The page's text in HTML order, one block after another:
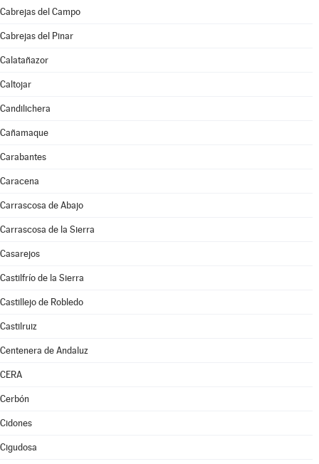
Cabrejas del Campo
Cabrejas del Pinar
Calatañazor
Caltojar
Candilichera
Cañamaque
Carabantes
Caracena
Carrascosa de Abajo
Carrascosa de la Sierra
Casarejos
Castilfrío de la Sierra
Castillejo de Robledo
Castilruiz
Centenera de Andaluz
CERA
Cerbón
Cidones
Cigudosa